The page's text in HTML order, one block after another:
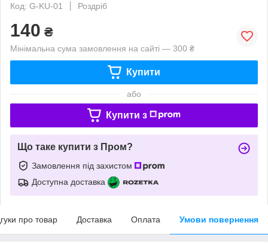
Код: G-KU-01
Роздріб
140 ₴
Мінімальна сума замовлення на сайті — 300 ₴
Купити
або
Купити з
Що таке купити з Пром?
Замовлення під захистом
Доступна доставка
про товар Доставка Оплата Умови повернення